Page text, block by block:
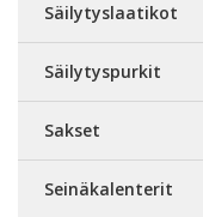
Säilytyslaatikot
Säilytyspurkit
Sakset
Seinäkalenterit